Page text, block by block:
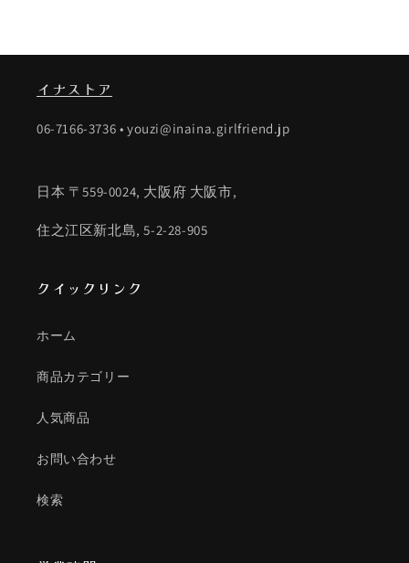
イナストア
06-7166-3736 • youzi@inaina.girlfriend.jp
日本 〒559-0024, 大阪府 大阪市,
住之江区新北島, 5-2-28-905
クイックリンク
ホーム
商品カテゴリー
人気商品
お問い合わせ
検索